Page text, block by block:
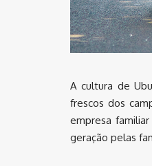
A cultura de
frescos dos
empresa
geração pelas